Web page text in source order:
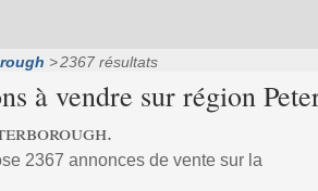
2367 résultats
à vendre sur région
2367 annonces de vente sur la